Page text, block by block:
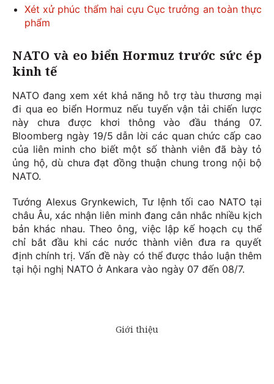
Xét xử phúc thẩm hai cựu Cục trưởng an toàn thực
phẩm
NATO và eo biển Hormuz trước sức ép
kinh tế
NATO đang xem xét khả năng hỗ trợ tàu thương mại
đi qua eo biển Hormuz nếu tuyến vận tải chiến lược
này chưa được khơi thông vào đầu tháng 07.
Bloomberg ngày 19/5 dẫn lời các quan chức cấp cao
của liên minh cho biết một số thành viên đã bày tỏ
ủng hộ, dù chưa đạt đồng thuận chung trong nội bộ
NATO.
Tướng Alexus Grynkewich, Tư lệnh tối cao NATO tại
châu Âu, xác nhận liên minh đang cân nhắc nhiều kịch
bản khác nhau. Theo ông, việc lập kế hoạch cụ thể
chỉ bắt đầu khi các nước thành viên đưa ra quyết
định chính trị. Vấn đề này có thể được thảo luận thêm
tại hội nghị NATO ở Ankara vào ngày 07 đến 08/7.